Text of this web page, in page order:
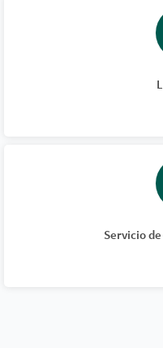
Servicio